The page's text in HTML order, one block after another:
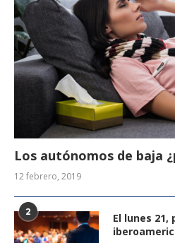
Los autónomos de baja
12 febrero, 2019
2
El lunes